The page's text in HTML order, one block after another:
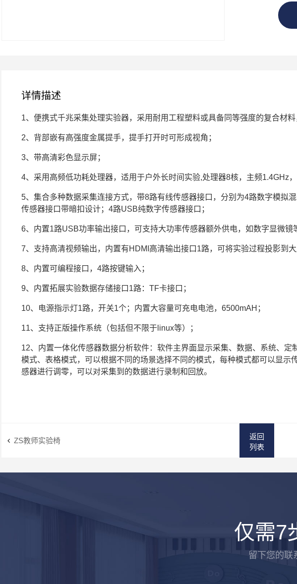
详情描述
1、便携式千兆采集处理实验器，采用耐用工程塑料或具备同等强度的复合材料
2、背部嵌有高强度金属提手，提手打开时可形成视角；
3、带高清彩色显示屏；
4、采用高频低功耗处理器，适用于户外长时间实验,处理器8核，主频1.4GHz
5、集合多种数据采集连接方式，带8路有线传感器接口，分别为4路数字模拟
传感器接口带暗扣设计；4路USB纯数字传感器接口；
6、内置1路USB功率输出接口，可支持大功率传感器额外供电，如数字显微镜
7、支持高清视频输出，内置有HDMI高清输出接口1路，可将实验过程投影到
8、内置可编程接口，4路按键输入；
9、内置拓展实验数据存储接口1路：TF卡接口；
10、电源指示灯1路，开关1个；内置大容量可充电电池，6500mAH；
11、支持正版操作系统（包括但不限于linux等）；
12、内置一体化传感器数据分析软件：软件主界面显示采集、数据、系统、
模式、表格模式，可以根据不同的场景选择不同的模式，每种模式都可以显
感器进行调零，可以对采集到的数据进行录制和回放。
ZS教师实验椅
返回
列表
仅需7
留下您的联